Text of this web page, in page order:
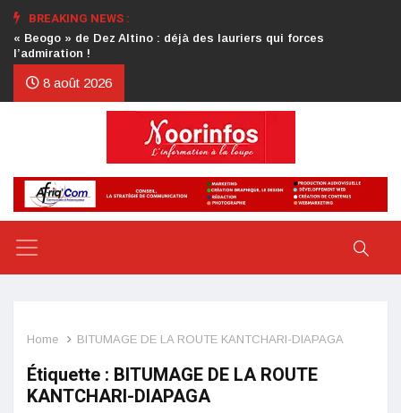
BREAKING NEWS :
Crise au CDP : l’authentification de la lettre du président
d’honneur toujours attendue
8 août 2026
Home BITUMAGE DE LA ROUTE KANTCHARI-DIAPAGA
Étiquette : BITUMAGE DE LA ROUTE
KANTCHARI-DIAPAGA